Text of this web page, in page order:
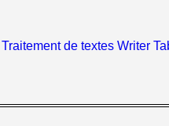
Traitement de textes Writer